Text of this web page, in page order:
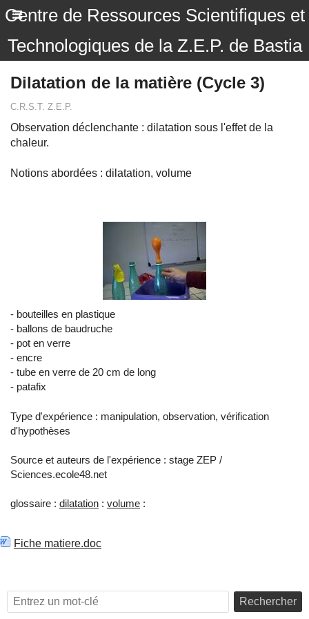
Centre de Ressources Scientifiques et
Technologiques de la Z.E.P. de Bastia
Dilatation de la matière (Cycle 3)
C.R.S.T. Z.E.P.
Observation déclenchante : dilatation sous l'effet de la
chaleur.
Notions abordées : dilatation, volume
- bouteilles en plastique
- ballons de baudruche
- pot en verre
- encre
- tube en verre de 20 cm de long
- patafix
Type d'expérience : manipulation, observation, vérification
d'hypothèses
Source et auteurs de l'expérience : stage ZEP /
Sciences.ecole48.net
glossaire : dilatation : volume :
Fiche matiere.doc
Rechercher